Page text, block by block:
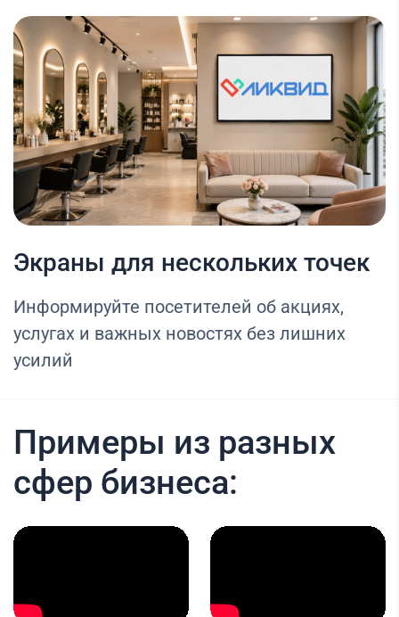
Экраны для нескольких точек
Информируйте посетителей об акциях,
услугах и важных новостях без лишних
усилий
Примеры из разных
сфер бизнеса: